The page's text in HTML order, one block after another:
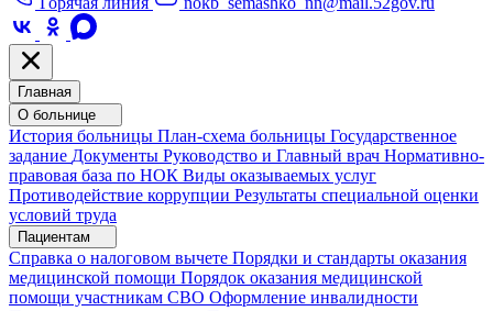
Главная
О больнице
История больницы План-схема больницы Государственное
задание Документы Руководство и Главный врач Нормативно-
правовая база по НОК Виды оказываемых услуг
Противодействие коррупции Результаты специальной оценки
условий труда
Пациентам
Справка о налоговом вычете Порядки и стандарты оказания
медицинской помощи Порядок оказания медицинской
помощи участникам СВО Оформление инвалидности